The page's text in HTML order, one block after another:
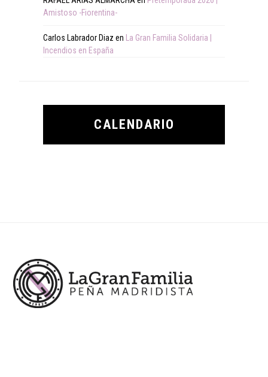
Amistoso -Fiorentina-
Carlos Labrador Diaz en
La Gran Familia Solidaria |
Incendios en España
CALENDARIO